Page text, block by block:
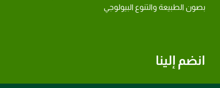
انضم إلينا
بصون الطبيعة والتنوع البيولوجي